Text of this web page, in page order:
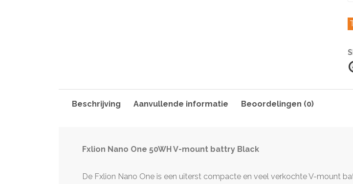
Beschrijving Aanvullende informatie Beoordelingen (0)
Fxlion Nano One 50WH V-mount battry Black
De Fxlion Nano One is een uiterst compacte en veel verkochte V-mount